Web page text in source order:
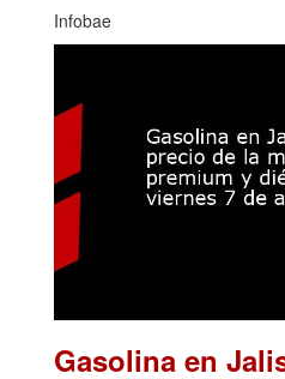
Infobae
Gasolina en